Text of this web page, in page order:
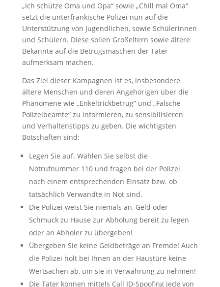
„Ich schütze Oma und Opa“ sowie „Chill mal Oma“
setzt die unterfränkische Polizei nun auf die
Unterstützung von Jugendlichen, sowie Schülerinnen
und Schülern. Diese sollen Großeltern sowie ältere
Bekannte auf die Betrugsmaschen der Täter
aufmerksam machen.
Das Ziel dieser Kampagnen ist es, insbesondere
ältere Menschen und deren Angehörigen über die
Phänomene wie „Enkeltrickbetrug“ und „Falsche
Polizeibeamte“ zu informieren, zu sensibilisieren
und Verhaltenstipps zu geben. Die wichtigsten
Botschaften sind:
Legen Sie auf. Wählen Sie selbst die
Notrufnummer 110 und fragen bei der Polizei
nach einem entsprechenden Einsatz bzw. ob
tatsächlich Verwandte in Not sind.
Die Polizei weist Sie niemals an, Geld oder
Schmuck zu Hause zur Abholung bereit zu legen
oder an Abholer zu übergeben!
Übergeben Sie keine Geldbeträge an Fremde! Auch
die Polizei holt bei Ihnen an der Haustüre keine
Wertsachen ab, um sie in Verwahrung zu nehmen!
Die Täter können mittels Call ID-Spoofing jede von